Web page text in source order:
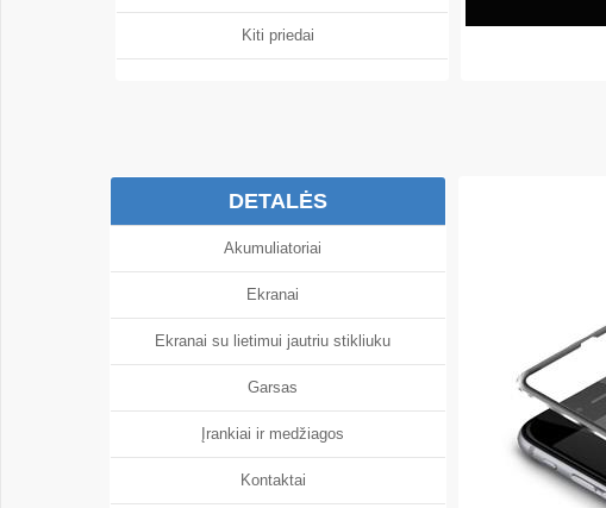
Kiti priedai
DETALĖS
Akumuliatoriai
Ekranai
Ekranai su lietimui jautriu stikliuku
Garsas
Įrankiai ir medžiagos
Kontaktai